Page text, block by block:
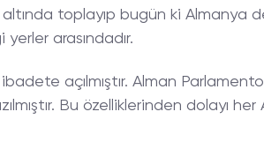
altında toplayıp bugün ki Almanya
arasındadır.
açılmıştır. Alman
Bu özelliklerinden dolayı